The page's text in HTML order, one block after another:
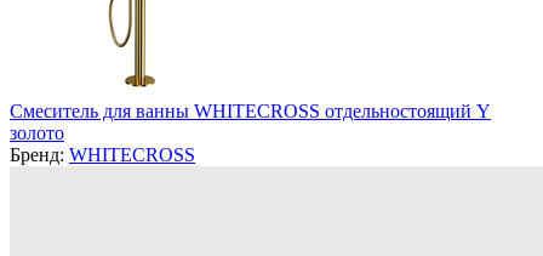
Смеситель для ванны WHITECROSS отдельностоящий Y
золото
Бренд: WHITECROSS